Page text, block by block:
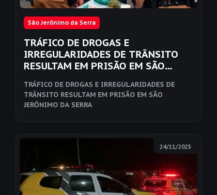
São Jerônimo da Serra
TRÁFICO DE DROGAS E
IRREGULARIDADES DE TRÂNSITO
RESULTAM EM PRISÃO EM SÃO
JERÔNIMO DA SERRA
TRÁFICO DE DROGAS E IRREGULARIDADES DE
TRÂNSITO RESULTAM EM PRISÃO EM SÃO
JERÔNIMO DA SERRA
24/11/2025